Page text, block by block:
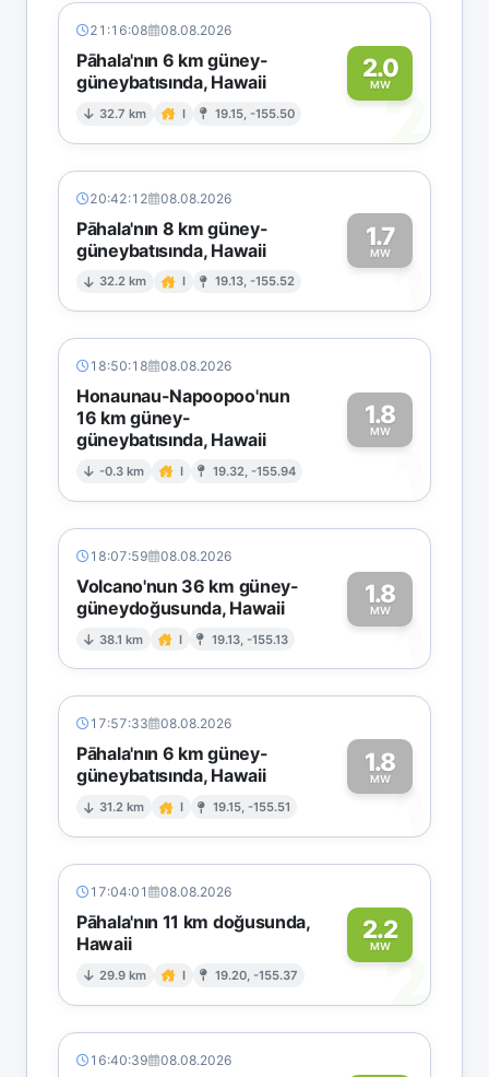
21:16:08 08.08.2026
Pāhala'nın 6 km güney-
güneybatısında, Hawaii
32.7 km I 19.15, -155.50
2.0
MW2
20:42:12 08.08.2026
Pāhala'nın 8 km güney-
güneybatısında, Hawaii
32.2 km I 19.13, -155.52
1.7
MW1
18:50:18 08.08.2026
Honaunau-Napoopoo'nun
16 km güney-
güneybatısında, Hawaii
-0.3 km I 19.32, -155.94
1.8
MW
1
18:07:59 08.08.2026
Volcano'nun 36 km güney-
güneydoğusunda, Hawaii
38.1 km I 19.13, -155.13
1.8
MW1
17:57:33 08.08.2026
Pāhala'nın 6 km güney-
güneybatısında, Hawaii
31.2 km I 19.15, -155.51
1.8
MW1
17:04:01 08.08.2026
Pāhala'nın 11 km doğusunda,
Hawaii
29.9 km I 19.20, -155.37
2.2
MW2
16:40:39 08.08.2026